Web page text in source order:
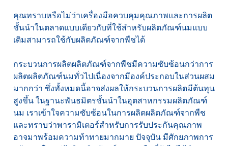
คุณทราบหรือไม่ว่าเครื่องมือควบคุมคุณภาพและการผลิต
ชั้นนำในตลาดแบบเดียวกับที่ใช้สำหรับผลิตภัณฑ์นมแบบ
เดิมสามารถใช้กับผลิตภัณฑ์จากพืชได้
กระบวนการผลิตผลิตภัณฑ์จากพืชมีความซับซ้อนกว่าการ
ผลิตผลิตภัณฑ์นมทั่วไปเนื่องจากมีองค์ประกอบในส่วนผสม
มากกว่า ซึ่งทั้งหมดนี้อาจส่งผลให้กระบวนการผลิตมีต้นทุน
สูงขึ้น ในฐานะพันธมิตรชั้นนำในอุตสาหกรรมผลิตภัณฑ์
นม เราเข้าใจความซับซ้อนในการผลิตผลิตภัณฑ์จากพืช
และทราบว่าพารามิเตอร์สำหรับการรับประกันคุณภาพ
อาจมาพร้อมความท้าทายมากมาย ปัจจุบัน มีศักยภาพการ